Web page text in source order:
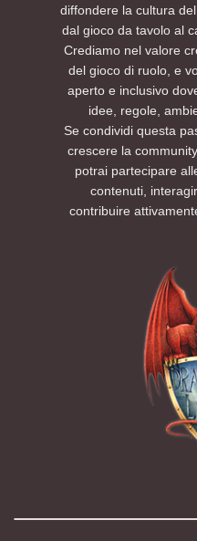
diffondere la cultura
dal gioco da tavolo al
Crediamo nel valore
del gioco di ruolo, e
aperto e inclusivo
idee, regole,
Se condividi questa
crescere la
potrai partecipare
contenuti,
contribuire